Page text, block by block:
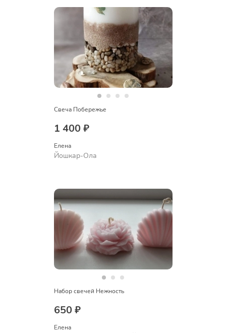
Свеча Побережье
1 400 ₽
Елена
Йошкар-Ола
Набор свечей Нежность
650 ₽
Елена